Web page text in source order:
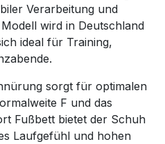
Verarbeitung und
wird in Deutschland
ideal für Training,
sorgt für optimalen
F und das
Fußbett bietet der Schuh
Laufgefühl und hohen